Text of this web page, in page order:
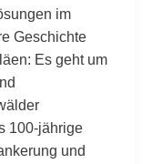
im
Geschichte
Es geht um
100-jährige
und